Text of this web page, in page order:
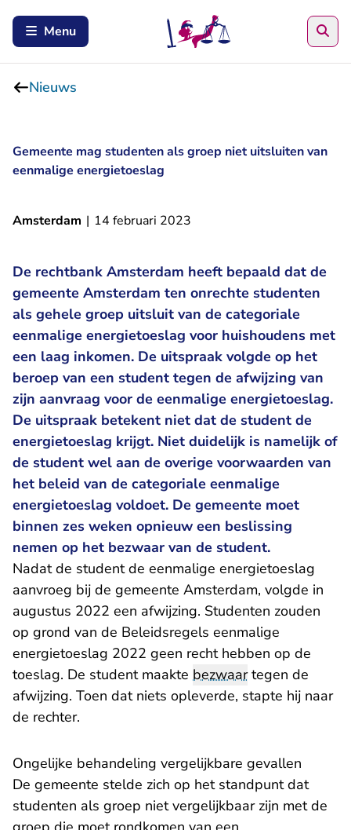
Menu
Nieuws
Gemeente mag studenten als groep niet uitsluiten van
eenmalige energietoeslag
Amsterdam | 14 februari 2023
De rechtbank Amsterdam heeft bepaald dat de
gemeente Amsterdam ten onrechte studenten
als gehele groep uitsluit van de categoriale
eenmalige energietoeslag voor huishoudens met
een laag inkomen. De uitspraak volgde op het
beroep van een student tegen de afwijzing van
zijn aanvraag voor de eenmalige energietoeslag.
De uitspraak betekent niet dat de student de
energietoeslag krijgt. Niet duidelijk is namelijk of
de student wel aan de overige voorwaarden van
het beleid van de categoriale eenmalige
energietoeslag voldoet. De gemeente moet
binnen zes weken opnieuw een beslissing
nemen op het bezwaar van de student.
Nadat de student de eenmalige energietoeslag
aanvroeg bij de gemeente Amsterdam, volgde in
augustus 2022 een afwijzing. Studenten zouden
op grond van de Beleidsregels eenmalige
energietoeslag 2022 geen recht hebben op de
toeslag. De student maakte bezwaartegen de
afwijzing. Toen dat niets opleverde, stapte hij naar
de rechter.
Ongelijke behandeling vergelijkbare gevallen
De gemeente stelde zich op het standpunt dat
studenten als groep niet vergelijkbaar zijn met de